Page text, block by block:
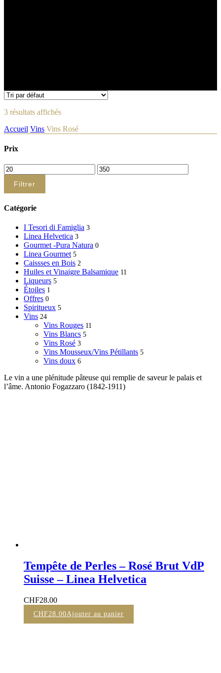
3 résultats affichés
Accueil Vins Vins Rosé
Prix
Prix
min
Prix
max
Filtrer
Catégorie
I Tesori di Famiglia 3
Linea Helvetica 3
Gourmet -Pura Natura 0
Linea Gourmet 5
Caissses en Bois 2
Huiles et Vinaigre Balsamique 11
Liqueurs 5
Étoiles 1
Offres 0
Spiritueux 5
Vins 24
Vins Rouges 11
Vins Blancs 5
Vins Rosé 3
Vins Mousseux/Vins Pétillants 5
Vins doux 6
Le vin a une plénitude pâteuse qui remplie de saveur le palais et
l’âme. Antonio Fogazzaro (1842-1911)
Tempête de Perles – Rosé Brut VdP
Suisse – Linea Helvetica
CHF28.00
CHF28.00Ajouter au panier